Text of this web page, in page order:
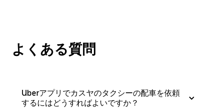
よくある質問
Uberアプリでカスヤのタクシーの配車を依頼
するにはどうすればよいですか？